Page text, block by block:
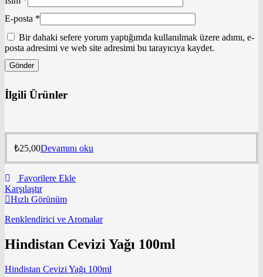
E-posta *
Bir dahaki sefere yorum yaptığımda kullanılmak üzere adımı, e-
posta adresimi ve web site adresimi bu tarayıcıya kaydet.
İlgili Ürünler
₺25,00Devamını oku
Favorilere Ekle
Karşılaştır
Hızlı Görünüm
Renklendirici ve Aromalar
Hindistan Cevizi Yağı 100ml
Hindistan Cevizi Yağı 100ml